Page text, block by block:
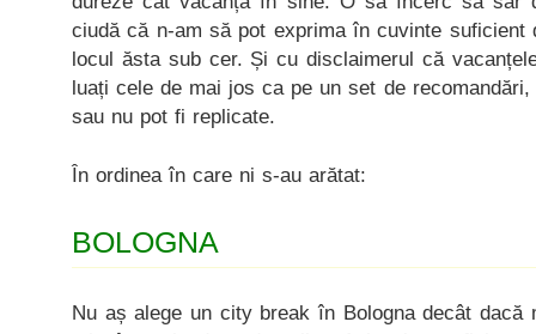
ciudă că n-am să pot exprima în cuvinte suficient
locul ăsta sub cer. Și cu disclaimerul că
luați cele de mai jos ca pe un set de
sau nu pot fi replicate.
În ordinea în care ni s-au arătat:
BOLOGNA
Nu aș alege un city break în Bologna decât dacă